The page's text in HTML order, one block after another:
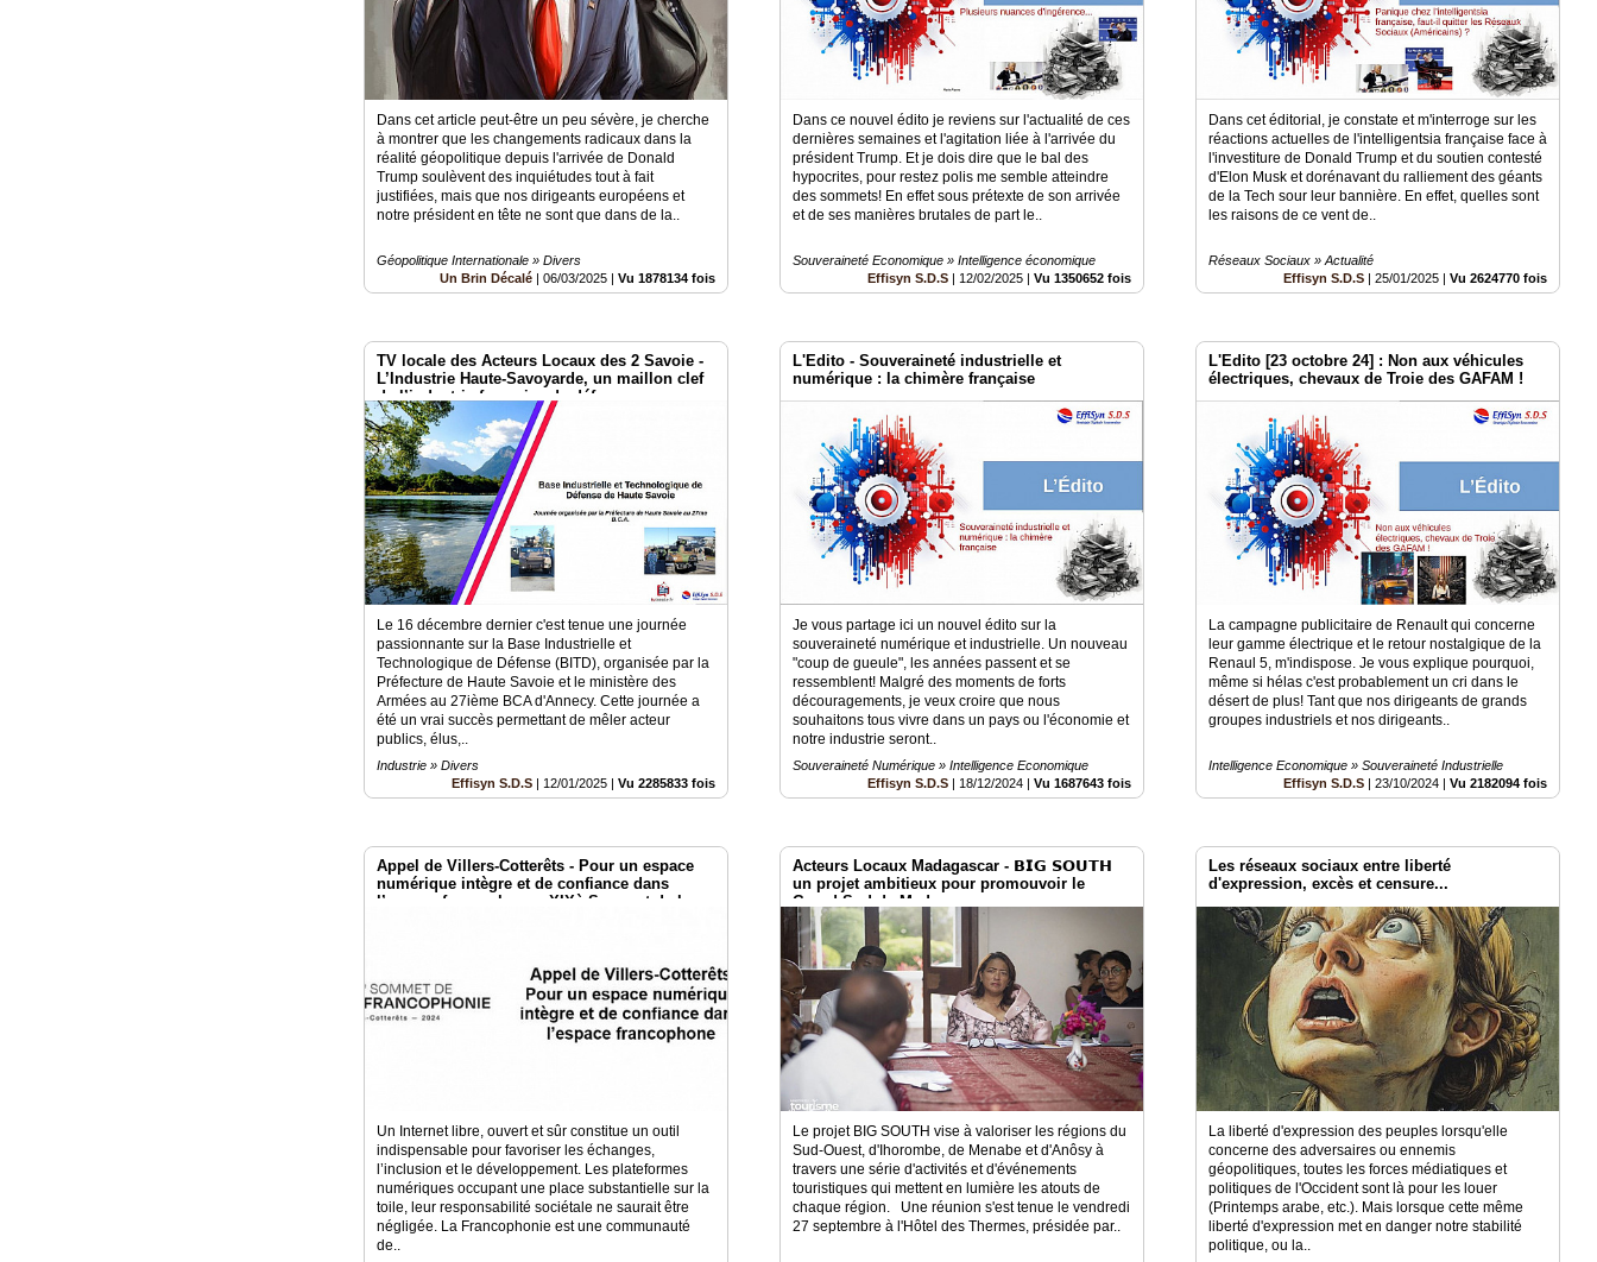
Dans cet article peut-être un peu sévère, je cherche
à montrer que les changements radicaux dans la
réalité géopolitique depuis l'arrivée de Donald
Trump soulèvent des inquiétudes tout à fait
justifiées, mais que nos dirigeants européens et
notre président en tête ne sont que dans de la..
Géopolitique Internationale » Divers
Un Brin Décalé |06/03/2025 |Vu 1878134 fois
Dans ce nouvel édito je reviens sur l'actualité de ces
dernières semaines et l'agitation liée à l'arrivée du
président Trump. Et je dois dire que le bal des
hypocrites, pour restez polis me semble atteindre
des sommets! En effet sous prétexte de son arrivée
et de ses manières brutales de part le..
Souveraineté Economique » Intelligence économique
Effisyn S.D.S | 12/02/2025 |Vu 1350652 fois
Dans cet éditorial, je constate et m'interroge sur les
réactions actuelles de l'intelligentsia française face à
l'investiture de Donald Trump et du soutien contesté
d'Elon Musk et dorénavant du ralliement des géants
de la Tech sour leur bannière. En effet, quelles sont
les raisons de ce vent de..
Réseaux Sociaux » Actualité
Effisyn S.D.S |25/01/2025 |Vu 2624770 fois
TV locale des Acteurs Locaux des 2 Savoie -
L’Industrie Haute-Savoyarde, un maillon clef
de l’industrie française de défense
Le 16 décembre dernier c'est tenue une journée
passionnante sur la Base Industrielle et
Technologique de Défense (BITD), organisée par la
Préfecture de Haute Savoie et le ministère des
Armées au 27ième BCA d'Annecy. Cette journée a
été un vrai succès permettant de mêler acteur
publics, élus,..
Industrie » Divers
Effisyn S.D.S
12/01/2025 |Vu 2285833 fois
L'Edito - Souveraineté industrielle et
numérique : la chimère française
Je vous partage ici un nouvel édito sur la
souveraineté numérique et industrielle. Un nouveau
"coup de gueule", les années passent et se
ressemblent! Malgré des moments de forts
découragements, je veux croire que nous
souhaitons tous vivre dans un pays ou l'économie et
notre industrie seront..
Souveraineté Numérique » Intelligence Economique
Effisyn S.D.S
18/12/2024 |Vu 1687643 fois
L'Edito [23 octobre 24] : Non aux véhicules
électriques, chevaux de Troie des GAFAM !
La campagne publicitaire de Renault qui concerne
leur gamme électrique et le retour nostalgique de la
Renaul 5, m'indispose. Je vous explique pourquoi,
même si hélas c'est probablement un cri dans le
désert de plus! Tant que nos dirigeants de grands
groupes industriels et nos dirigeants..
Intelligence Economique » Souveraineté Industrielle
Effisyn S.D.S |23/10/2024 |Vu 2182094 fois
Appel de Villers-Cotterêts - Pour un espace
numérique intègre et de confiance dans
l’espace francophone - XIXè Sommet de la
Un Internet libre, ouvert et sûr constitue un outil
indispensable pour favoriser les échanges,
l’inclusion et le développement. Les plateformes
numériques occupant une place substantielle sur la
toile, leur responsabilité sociétale ne saurait être
négligée. La Francophonie est une communauté
de..
Acteurs Locaux Madagascar - 𝗕𝗜𝗚 𝗦𝗢𝗨𝗧𝗛
un projet ambitieux pour promouvoir le
Grand Sud de Madagascar
Le projet BIG SOUTH vise à valoriser les régions du
Sud-Ouest, d'Ihorombe, de Menabe et d'Anôsy à
travers une série d'activités et d'événements
touristiques qui mettent en lumière les atouts de
chaque région. Une réunion s'est tenue le vendredi
27 septembre à l'Hôtel des Thermes, présidée par..
Les réseaux sociaux entre liberté
d'expression, excès et censure...
La liberté d'expression des peuples lorsqu'elle
concerne des adversaires ou ennemis
géopolitiques, toutes les forces médiatiques et
politiques de l'Occident sont là pour les louer
(Printemps arabe, etc.). Mais lorsque cette même
liberté d'expression met en danger notre stabilité
politique, ou la..